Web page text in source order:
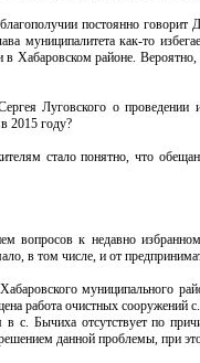
постоянно говорит
муниципалитета как-то
Хабаровском районе.
Луговского о
2015 году?
стало понятно, что
к недавно
в том числе, и от
муниципального
работа очистных сооружений
Бычиха отсутствует по
данной проблемы, при